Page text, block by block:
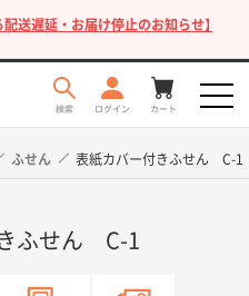
送遅延・お届け停止のお知らせ】
ふせん 表紙カバー付きふせん C-1
ふせん C-1